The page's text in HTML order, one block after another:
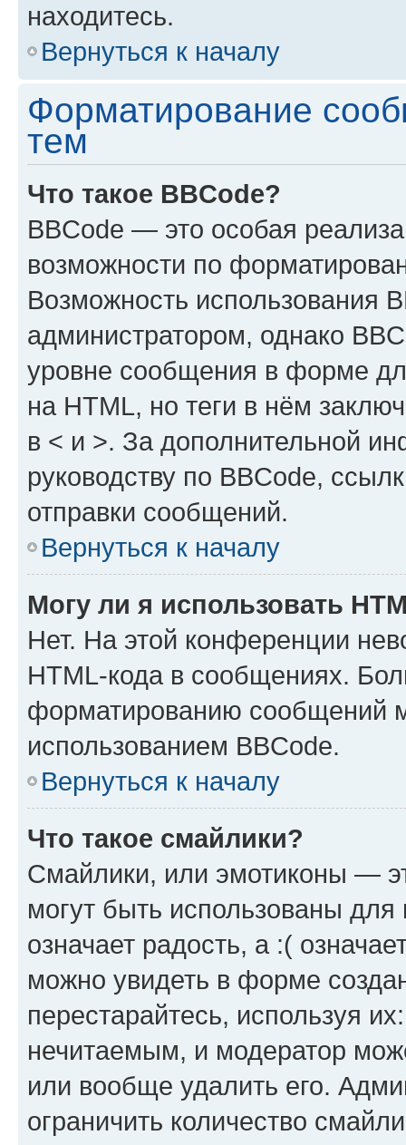
находитесь.
Вернуться к началу
Форматирование
тем
Что такое BBCode?
BBCode — это особая
возможности по
Возможность использования
администратором, однако
уровне сообщения в форме
на HTML, но теги в нём
в < и >. За дополнительной
руководству по BBCode,
отправки сообщений.
Вернуться к началу
Могу ли я использовать
Нет. На этой конференции
HTML-кода в сообщениях.
форматированию сообщений
использованием BBCode.
Вернуться к началу
Что такое смайлики?
Смайлики, или эмотиконы —
могут быть использованы
означает радость, а :(
можно увидеть в форме
перестарайтесь, используя
нечитаемым, и модератор
или вообще удалить его.
ограничить количество